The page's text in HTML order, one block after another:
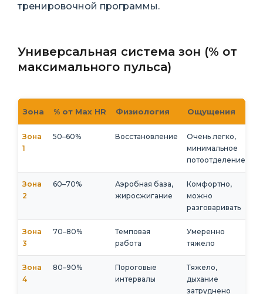
тренировочной программы.
Универсальная система зон (% от
максимального пульса)
Зона % от Max HR Физиология Ощущения
Зона
1
50–60% Восстановление
Очень легко,
минимальное
потоотделение
Зона
2
60–70%
Аэробная база,
жиросжигание
Комфортно,
можно
разговаривать
Зона
3
70–80%
Темповая
работа
Умеренно
тяжело
Зона
4
80–90%
Пороговые
интервалы
Тяжело,
дыхание
затруднено